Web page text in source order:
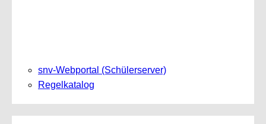
snv-Webportal (Schülerserver)
Regelkatalog